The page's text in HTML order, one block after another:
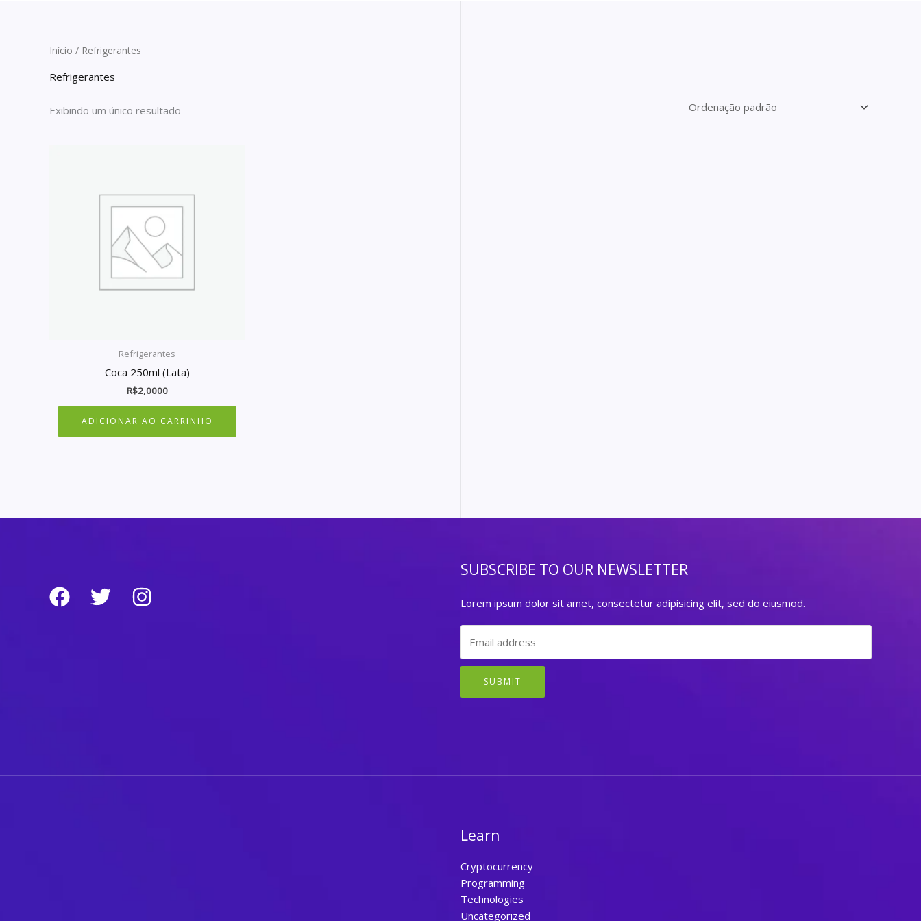
Início / Refrigerantes
Refrigerantes
Exibindo um único resultado
Refrigerantes
Coca 250ml (Lata)
R$2,0000
ADICIONAR AO CARRINHO
SUBSCRIBE TO OUR NEWSLETTER
Lorem ipsum dolor sit amet, consectetur adipisicing elit, sed do eiusmod.
SUBMIT
Learn
Cryptocurrency
Programming
Technologies
Uncategorized